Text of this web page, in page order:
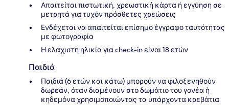
Απαιτείται πιστωτική, χρεωστική κάρτα ή εγγύηση σε
μετρητά για τυχόν πρόσθετες χρεώσεις
Ενδέχεται να απαιτείται επίσημο έγγραφο ταυτότητας
με φωτογραφία
Η ελάχιστη ηλικία για check-in είναι 18 ετών
Παιδιά
Παιδιά (6 ετών και κάτω) μπορούν να φιλοξενηθούν
δωρεάν, όταν διαμένουν στο δωμάτιο του γονέα ή
κηδεμόνα χρησιμοποιώντας τα υπάρχοντα κρεβάτια